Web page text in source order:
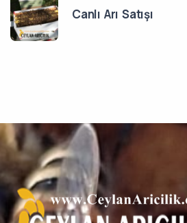
Canlı Arı Satışı